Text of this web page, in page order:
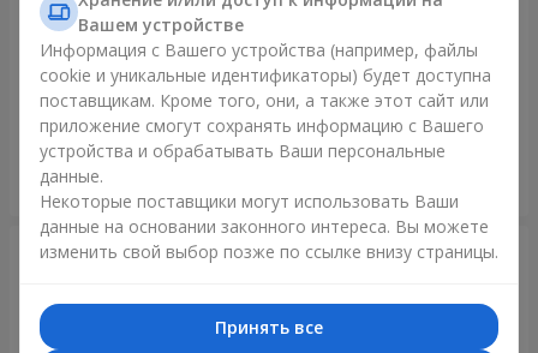
51 белая роза
4 398 грн
1000 роз!
104 498 грн
Вашем устройстве
Информация с Вашего устройства (например, файлы
cookie и уникальные идентификаторы) будет доступна
поставщикам. Кроме того, они, а также этот сайт или
приложение смогут сохранять информацию с Вашего
устройства и обрабатывать Ваши персональные
данные.
Некоторые поставщики могут использовать Ваши
данные на основании законного интереса. Вы можете
изменить свой выбор позже по ссылке внизу страницы.
Принять все